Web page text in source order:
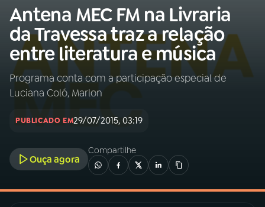
Buscar
na
Rádio
MEC
Buscar
Início AO VIVO
INÍCIO
A RÁDIO
03PROGRAMAÇÃO
Antena MEC FM na Livraria
da Travessa traz a relação
entre literatura e música
Programa conta com a participação especial de
Luciana Coló, Marlon
PUBLICADO EM29/07/2015, 03:19
Ouça agora
Compartilhe